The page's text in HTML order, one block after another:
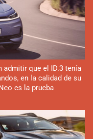
admitir que el ID.3 tenía
en la calidad de su
es la prueba